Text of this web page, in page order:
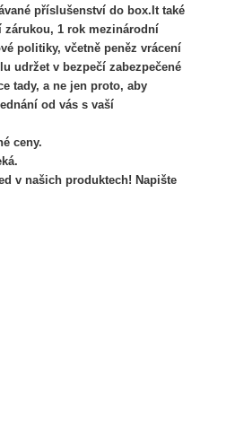
příslušenství do box.It také
1 rok mezinárodní
politiky, včetně peněz vrácení
udržet v bezpečí zabezpečené
tady, a ne jen proto, aby
od vás s vaší
ceny.
v našich produktech! Napište